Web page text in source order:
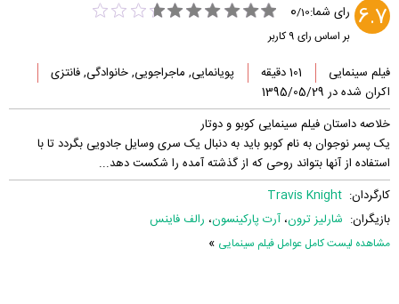
6.7 رای شما: 0/10
بر اساس رای 9کاربر
فیلم سینمایی 101 دقیقه
پویانمایی, ماجراجویی, خانوادگی, فانتزی
اکران شده در 1395/05/29
خلاصه داستان فیلم سینمایی کوبو و دوتار
یک پسر نوجوان به نام کوبو باید به دنبال یک سری وسایل جادویی بگردد تا با
استفاده از آنها بتواند روحی که از گذشته آمده را شکست دهد...
کارگردان: Travis Knight
بازیگران: شارلیز ترون، آرت پارکینسون، رالف فاینس
مشاهده لیست کامل عوامل فیلم سینمایی »